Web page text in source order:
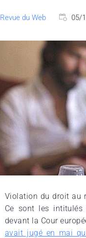
Revue du Web 05/
Violation du droit au
Ce sont les
devant la Cour
avait jugé en mai